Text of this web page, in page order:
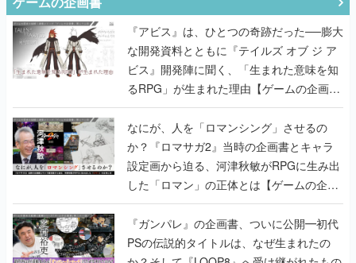
『アビス』は、ひとつの奇跡だった──膨大
な開発資料とともに『テイルズ オブ ジ ア
ビス』開発陣に聞く、「生まれた意味を知
るRPG」が生まれた理由【ゲームの企画
書】
なにが、人を「ロマンシング」させるの
か？『ロマサガ2』当時の企画書とキャラ
設定画から迫る、河津秋敏がRPGに生み出
した「ロマン」の正体とは【ゲームの企画
書】
『ガンパレ』の企画書、ついに公開━初代
PSの伝説的タイトルは、なぜ生まれたの